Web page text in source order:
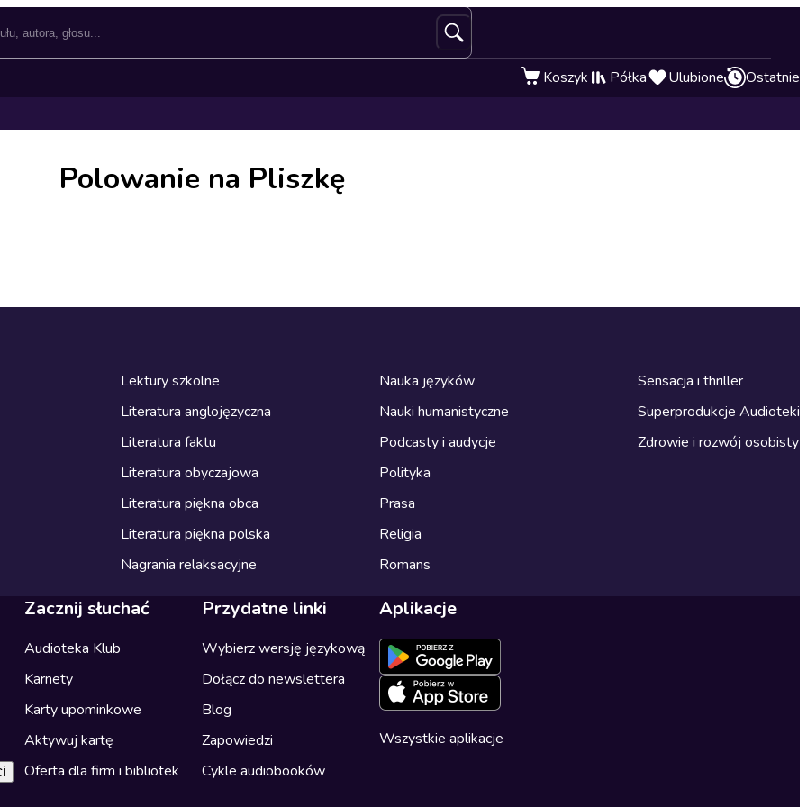
Koszyk Półka Ulubione Ostatnie
Polowanie na Pliszkę
Lektury szkolne
Literatura anglojęzyczna
Literatura faktu
Literatura obyczajowa
Literatura piękna obca
Literatura piękna polska
Nagrania relaksacyjne
Nauka języków
Nauki humanistyczne
Podcasty i audycje
Polityka
Prasa
Religia
Romans
Sensacja i thriller
Superprodukcje Audioteki
Zdrowie i rozwój osobisty
Zacznij słuchać
Audioteka Klub
Karnety
Karty upominkowe
Aktywuj kartę
Oferta dla firm i bibliotek
Przydatne linki
Wybierz wersję językową
Dołącz do newslettera
Blog
Zapowiedzi
Cykle audiobooków
Aplikacje
Wszystkie aplikacje